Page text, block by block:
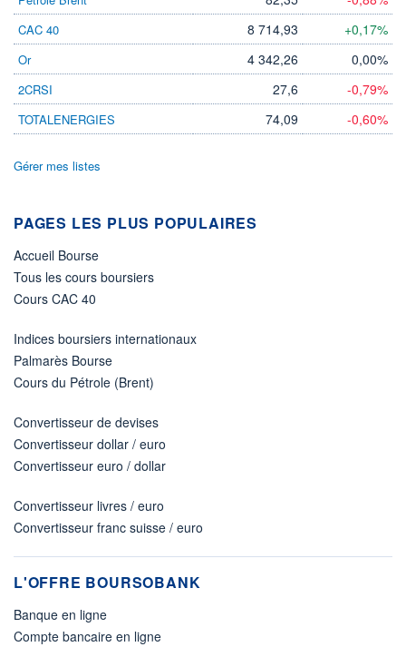
0,00 EUR -
PROCHAIN
-
Non éligible
Boursobank
CAC 40 8 714,93 +0,17%
Or 4 342,26 0,00%
2CRSI 27,6 -0,79%
TOTALENERGIES 74,09 -0,60%
Gérer mes listes
PAGES LES PLUS POPULAIRES
Accueil Bourse
Tous les cours boursiers
Cours CAC 40
Indices boursiers internationaux
Palmarès Bourse
Cours du Pétrole (Brent)
Convertisseur de devises
Convertisseur dollar / euro
Convertisseur euro / dollar
Convertisseur livres / euro
Convertisseur franc suisse / euro
L'OFFRE BOURSOBANK
Banque en ligne
Compte bancaire en ligne